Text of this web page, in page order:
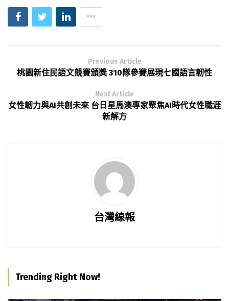
Previous Article
桃園新住民語文競賽頒獎 310隊參賽展現七國語言韌性
Next Article
女性韌力與AI共創未來 台日星馬澳專家聚焦AI時代女性職涯
新解方
台灣線報
Trending Right Now!